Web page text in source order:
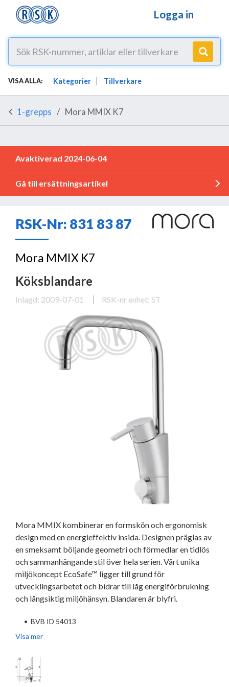
Logga in
VISA ALLA: Kategorier Tillverkare
1-grepps Mora MMIX K7
Avaktiverad 2024-06-04
Gå till ersättningsartikel
RSK-Nr: 831 83 87
Mora MMIX K7
Köksblandare
Inlagd: 2009-07-01 RSK-nr enhet: ST
Mora MMIX kombinerar en formskön och ergonomisk
design med en energieffektiv insida. Designen präglas av
en smeksamt böljande geometri och förmedlar en tidlös
och sammanhängande stil över hela serien. Vårt unika
miljökoncept EcoSafe™ ligger till grund för
utvecklingsarbetet och bidrar till låg energiförbrukning
och långsiktig miljöhänsyn. Blandaren är blyfri.
• BVB ID 54013
• Mjukstängning med keramisk tätning
Visa mer